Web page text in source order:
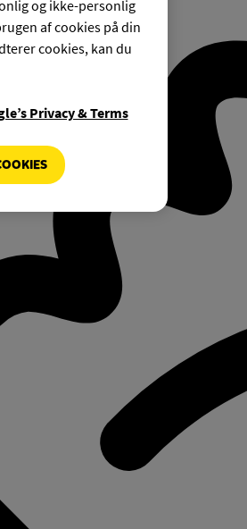
og ikke-personlig
af cookies på din
cookies, kan du
Privacy & Terms